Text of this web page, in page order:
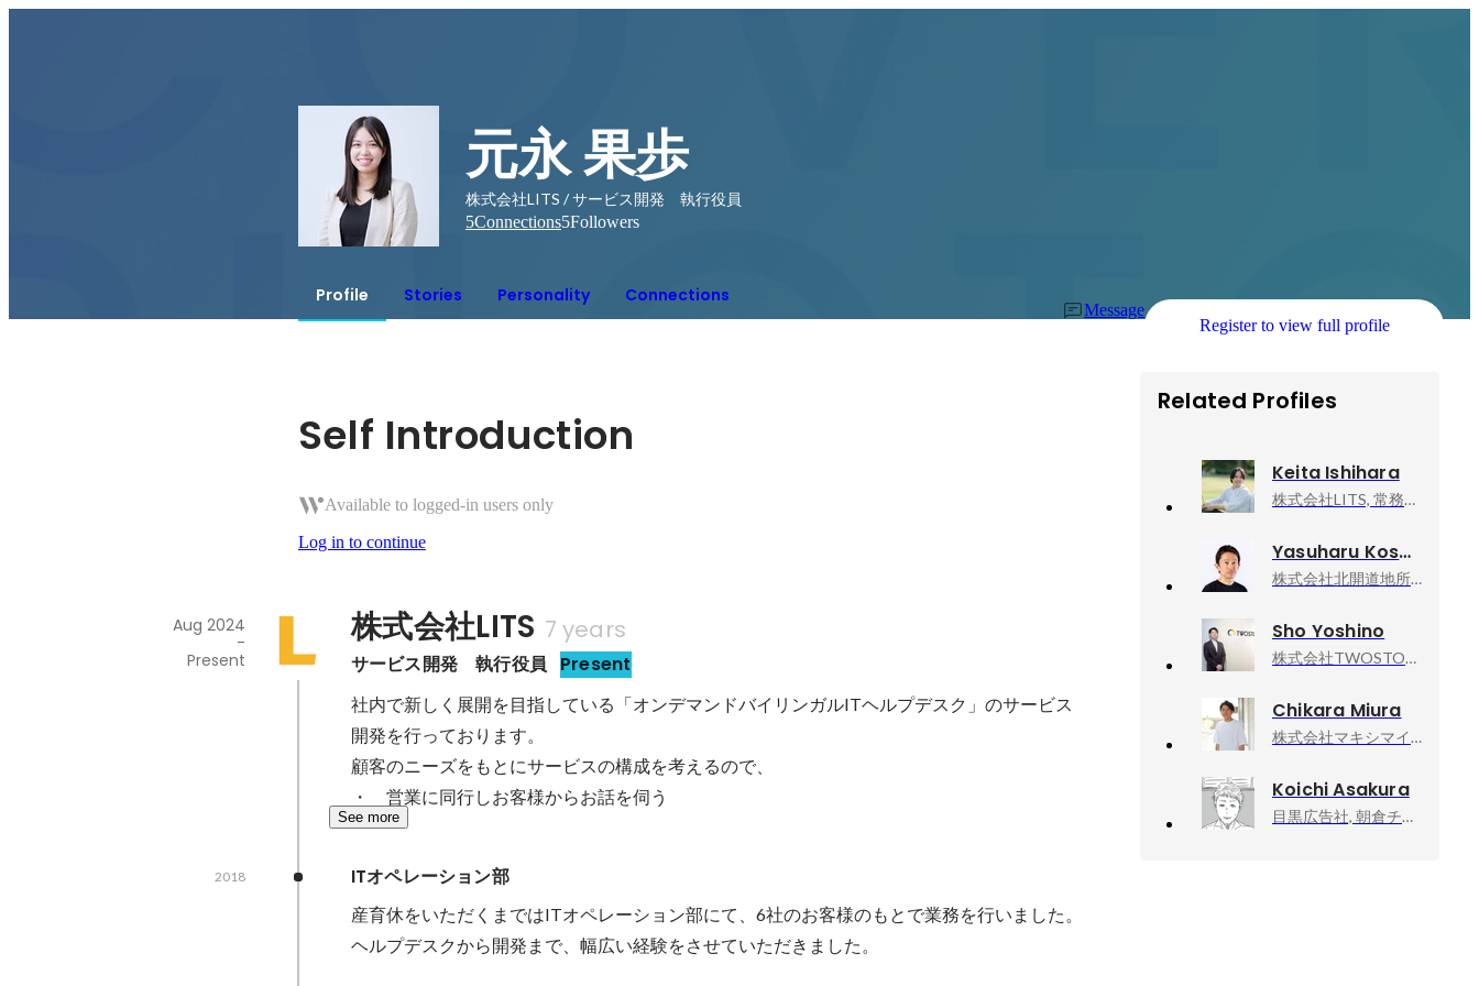
元永 果歩
株式会社LITS / サービス開発 執行役員
5Connections5Followers
Profile Stories Personality Connections
Message
Register to view full profile
Self Introduction
Available to logged-in users only
Log in to continue
株式会社LITS 7 years
サービス開発　執行役員 Present
Aug 2024
-
Present
社内で新しく展開を目指している「オンデマンドバイリンガルITヘルプデスク」のサービス
開発を行っております。
顧客のニーズをもとにサービスの構成を考えるので、
・　営業に同行しお客様からお話を伺う
See more
ITオペレーション部
2018
産育休をいただくまではITオペレーション部にて、6社のお客様のもとで業務を行いました。
ヘルプデスクから開発まで、幅広い経験をさせていただきました。
Related Profiles
Keita Ishihara
株式会社LITS, 常務取締役
Yasuharu Kosone
株式会社北開道地所, 最高人事責任者 (CHRO)
Sho Yoshino
株式会社TWOSTONE&Sons, 執行役員
Chikara Miura
株式会社マキシマイズ, 代表取締役社長
Koichi Asakura
目黒広告社, 朝倉チーム／クリエイティブ・ディレクター